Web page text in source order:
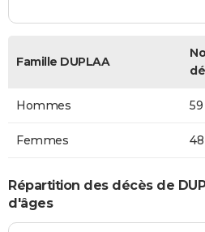
Famille DUPLAA
Hommes 59
Femmes 48
Répartition des décès de
d'âges